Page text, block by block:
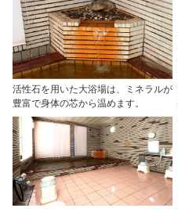
活性石を用いた大浴場は、ミネラルが
豊富で身体の芯から温めます。